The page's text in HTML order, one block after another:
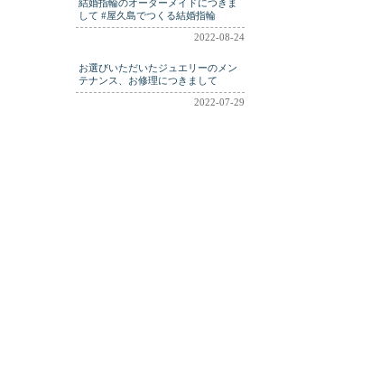
結婚指輪のオーダーメイドにつきま
して #屋久島でつくる結婚指輪
2022-08-24
お選びいただいたジュエリーのメン
テナンス、お修理につきまして
2022-07-29